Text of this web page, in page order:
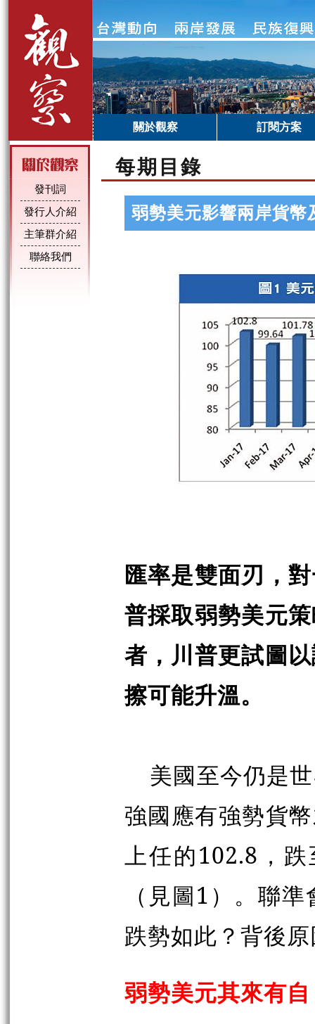
關於觀察 訂閱方案
發刊詞
發行人介紹
主筆群介紹
聯絡我們
每期目錄
弱勢美元影響兩岸貨幣
匯率是雙面刃，
普採取弱勢美元
者，川普更試圖
擦可能升溫。
美國至今仍是
強國應有強勢貨
上任的102.8，
（見圖1）。聯
跌勢如此？背後
弱勢美元其來有自